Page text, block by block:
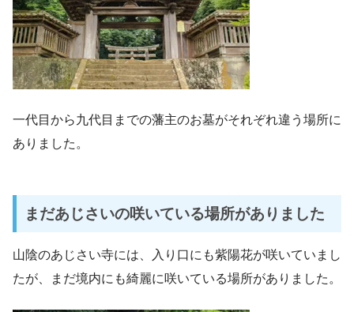
一代目から九代目までの藩主のお墓がそれぞれ違う場所に
ありました。
まだあじさいの咲いている場所がありました
山陰のあじさい寺には、入り口にも紫陽花が咲いていまし
たが、まだ境内にも綺麗に咲いている場所がありました。